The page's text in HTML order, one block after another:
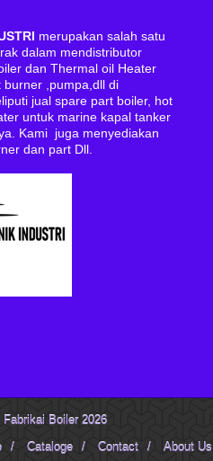
merupakan salah satu
dalam mendistributor
dan Thermal oil Heater
,pumpa,dll di
jual spare part boiler, hot
untuk marine kapal tanker
Kami juga menyediakan
dan part Dll.
Fabrikai Boiler 2026
/ Cataloge / Contact / About Us